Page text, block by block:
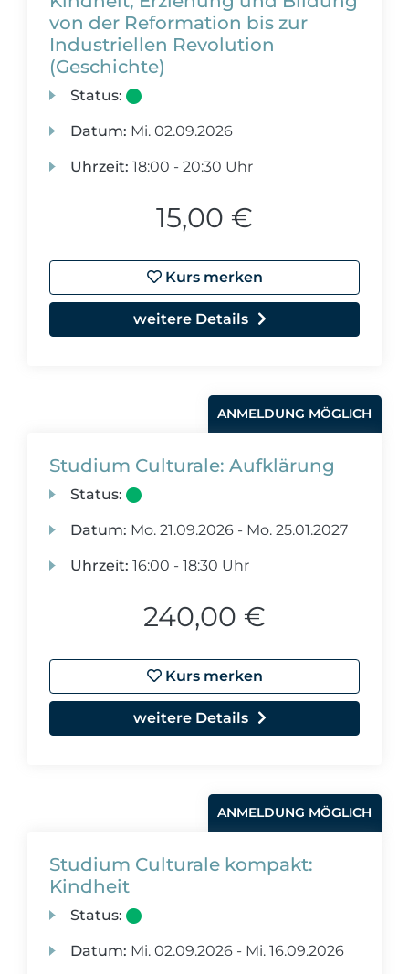
von der Reformation bis zur
Industriellen Revolution
(Geschichte)
Status:
Datum: Mi. 02.09.2026
Uhrzeit: 18:00 - 20:30 Uhr
15,00 €
Kurs merken
weitere Details
ANMELDUNG MÖGLICH
Studium Culturale: Aufklärung
Status:
Datum: Mo. 21.09.2026 - Mo. 25.01.2027
Uhrzeit: 16:00 - 18:30 Uhr
240,00 €
Kurs merken
weitere Details
ANMELDUNG MÖGLICH
Studium Culturale kompakt:
Kindheit
Status:
Datum: Mi. 02.09.2026 - Mi. 16.09.2026